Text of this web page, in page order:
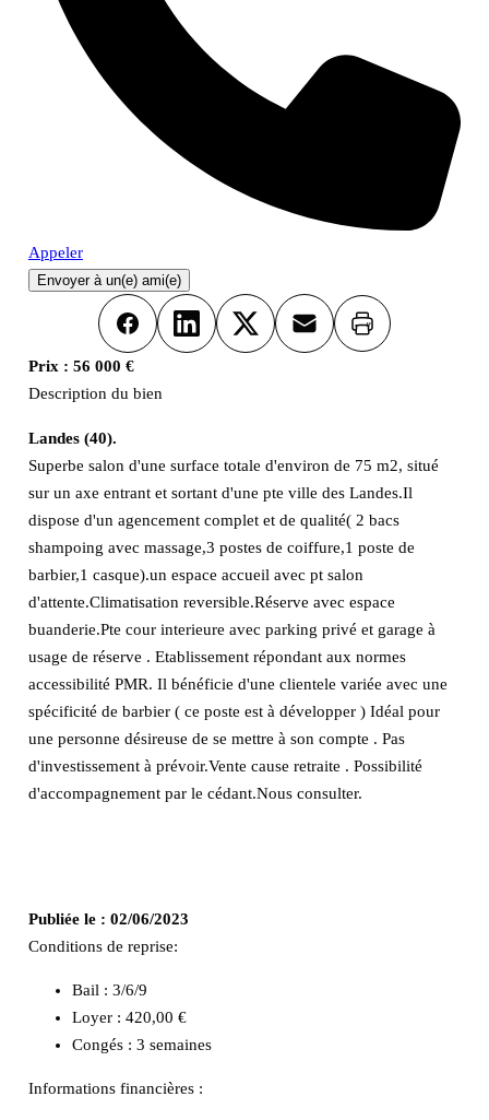
Appeler
Envoyer à un(e) ami(e)
FacebookLinkedInX Email Imprimer
Prix : 56 000 €
Description du bien
Landes (40).
Superbe salon d'une surface totale d'environ de 75 m2, situé
sur un axe entrant et sortant d'une pte ville des Landes.Il
dispose d'un agencement complet et de qualité( 2 bacs
shampoing avec massage,3 postes de coiffure,1 poste de
barbier,1 casque).un espace accueil avec pt salon
d'attente.Climatisation reversible.Réserve avec espace
buanderie.Pte cour interieure avec parking privé et garage à
usage de réserve . Etablissement répondant aux normes
accessibilité PMR. Il bénéficie d'une clientele variée avec une
spécificité de barbier ( ce poste est à développer ) Idéal pour
une personne désireuse de se mettre à son compte . Pas
d'investissement à prévoir.Vente cause retraite . Possibilité
d'accompagnement par le cédant.Nous consulter.
Publiée le : 02/06/2023
Conditions de reprise:
Bail : 3/6/9
Loyer : 420,00 €
Congés : 3 semaines
Informations financières :